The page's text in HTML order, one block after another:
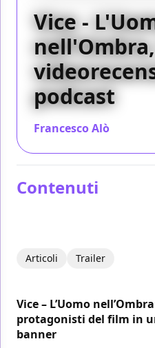
Vice -
podcast
Francesco Alò
Contenuti
Articoli Trailer
Vice – L’Uomo
protagonisti del film in
banner